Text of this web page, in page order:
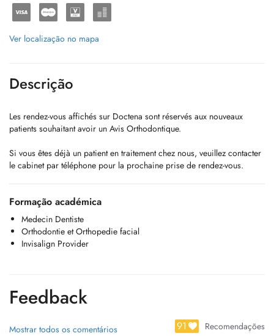
Ver localização no mapa
Descrição
Les rendez-vous affichés sur Doctena sont réservés aux nouveaux
patients souhaitant avoir un Avis Orthodontique.
Si vous êtes déjà un patient en traitement chez nous, veuillez contacter
le cabinet par téléphone pour la prochaine prise de rendez-vous.
Formação académica
Medecin Dentiste
Orthodontie et Orthopedie facial
Invisalign Provider
Feedback
Mostrar todos os comentários 91 Recomendações